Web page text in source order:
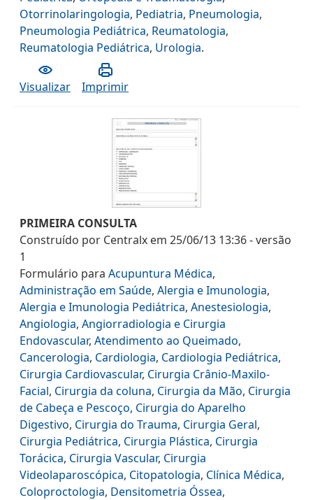
Otorrinolaringologia, Pediatria, Pneumologia,
Pneumologia Pediátrica, Reumatologia,
Reumatologia Pediátrica, Urologia.
Visualizar Imprimir
PRIMEIRA CONSULTA
Construído por Centralx em 25/06/13 13:36- versão
1
Formulário para Acupuntura Médica,
Administração em Saúde, Alergia e Imunologia,
Alergia e Imunologia Pediátrica, Anestesiologia,
Angiologia, Angiorradiologia e Cirurgia
Endovascular, Atendimento ao Queimado,
Cancerologia, Cardiologia, Cardiologia Pediátrica,
Cirurgia Cardiovascular, Cirurgia Crânio-Maxilo-
Facial, Cirurgia da coluna, Cirurgia da Mão, Cirurgia
de Cabeça e Pescoço, Cirurgia do Aparelho
Digestivo, Cirurgia do Trauma, Cirurgia Geral,
Cirurgia Pediátrica, Cirurgia Plástica, Cirurgia
Torácica, Cirurgia Vascular, Cirurgia
Videolaparoscópica, Citopatologia, Clínica Médica,
Coloproctologia, Densitometria Óssea,